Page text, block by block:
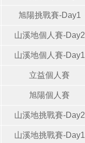
旭陽挑戰賽-Day1
山溪地個人賽-Day2
山溪地個人賽-Day1
立益個人賽
旭陽個人賽
山溪地挑戰賽-Day2
山溪地挑戰賽-Day1